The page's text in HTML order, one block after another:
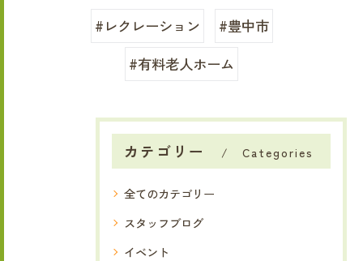
#レクレーション
#豊中市
#有料老人ホーム
カテゴリー Categories
全てのカテゴリー
スタッフブログ
イベント